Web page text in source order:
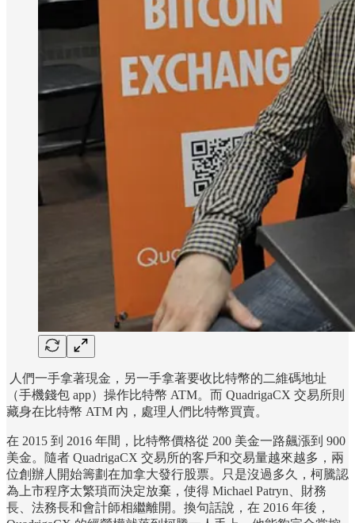
人們一手拿著現金，另一手拿著要收比特幣的二維碼地址
（手機錢包 app）操作比特幣 ATM。而 QuadrigaCX 交易所則
藏身在比特幣 ATM 內，處理人們比特幣買賣。
在 2015 到 2016 年間，比特幣價格從 200 美金一路飆漲到 900
美金。隨者 QuadrigaCX 交易所的客戶和交易量越來越多，兩
位創辦人開始籌劃在加拿大發行股票。只是沒過多久，柯騰認
為上市程序太繁瑣而決定放棄，使得 Michael Patryn、財務
長、法務長和會計師相繼離開。換句話說，在 2016 年後，